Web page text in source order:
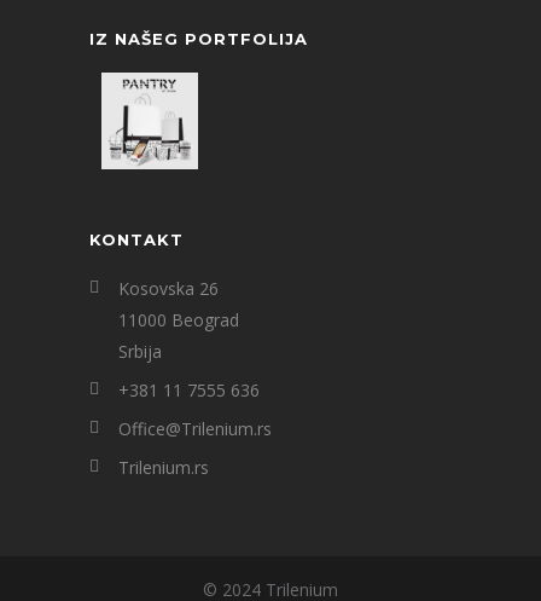
IZ NAŠEG PORTFOLIJA
KONTAKT
Kosovska 26
11000 Beograd
Srbija
+381 11 7555 636
Office@Trilenium.rs
Trilenium.rs
© 2024 Trilenium